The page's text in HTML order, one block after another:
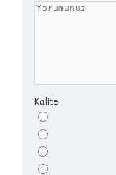
Kalite